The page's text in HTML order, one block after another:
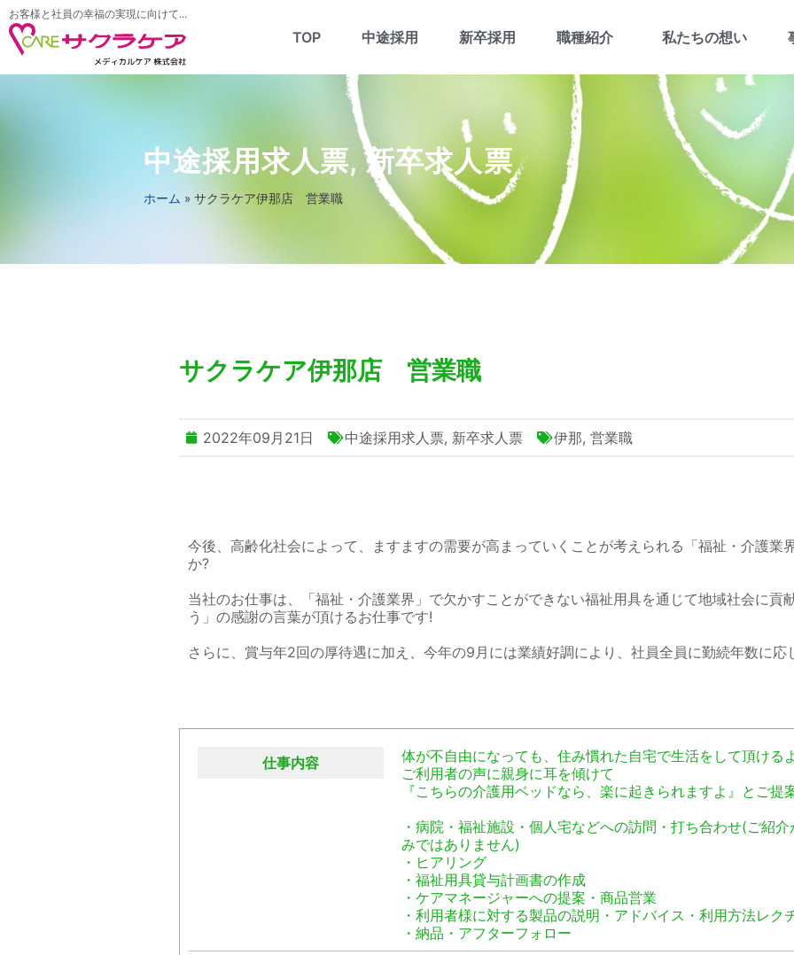
お客様と社員の幸福の実現に向けて...
TOP 中途採用 新卒採用 職種紹介 私たちの想い
中途採用求人票,新卒求人票
ホーム » サクラケア伊那店 営業職
サクラケア伊那店 営業職
2022年09月21日 中途採用求人票, 新卒求人票 伊那, 営業職
今後、高齢化社会によって、ますますの需要が高まっていくことが考えられる「福祉・介護業
か?
当社のお仕事は、「福祉・介護業界」で欠かすことができない福祉用具を通じて地域社会に貢
う」の感謝の言葉が頂けるお仕事です!
さらに、賞与年2回の厚待遇に加え、今年の9月には業績好調により、社員全員に勤続年数に
仕事内容
体が不自由になっても、住み慣れた自宅で生活をして頂ける
ご利用者の声に親身に耳を傾けて
『こちらの介護用ベッドなら、楽に起きられますよ』とご提
・病院・福祉施設・個人宅などへの訪問・打ち合わせ(ご紹
みではありません)
・ヒアリング
・福祉用具貸与計画書の作成
・ケアマネージャーへの提案・商品営業
・利用者様に対する製品の説明・アドバイス・利用方法レク
・納品・アフターフォロー